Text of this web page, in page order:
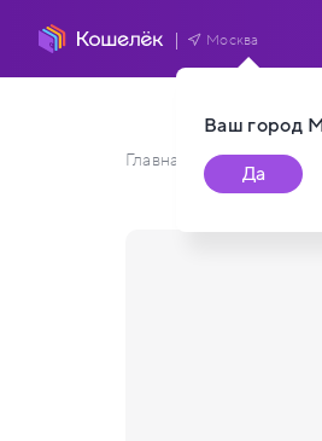
Ваш город
Да
Москва
Главная / Каталог